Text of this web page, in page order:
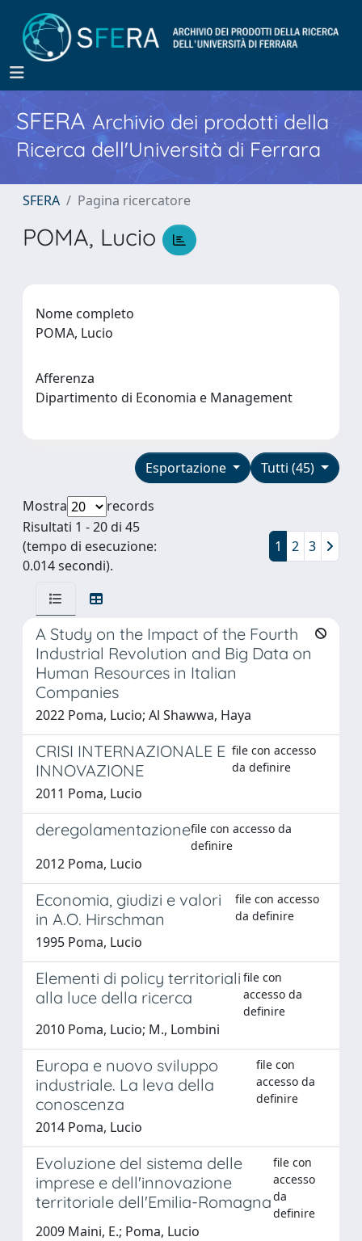
SFERA Archivio dei prodotti della
Ricerca dell'Università di Ferrara
SFERA Pagina ricercatore
POMA, Lucio
Nome completo
POMA, Lucio
Afferenza
Dipartimento di Economia e Management
Tutti (45)
Esportazione
Mostra
records
Risultati 1 - 20 di 45
(tempo di esecuzione:
0.014 secondi).
1 2 3
A Study on the Impact of the Fourth
Industrial Revolution and Big Data on
Human Resources in Italian
Companies
2022 Poma, Lucio; Al Shawwa, Haya
CRISI INTERNAZIONALE E
INNOVAZIONE
file con accesso
da definire
2011 Poma, Lucio
deregolamentazionefile con accesso da
definire
2012 Poma, Lucio
Economia, giudizi e valori
in A.O. Hirschman
file con accesso
da definire
1995 Poma, Lucio
Elementi di policy territoriali
alla luce della ricerca
file con
accesso da
definire
2010 Poma, Lucio; M., Lombini
Europa e nuovo sviluppo
industriale. La leva della
conoscenza
file con
accesso da
definire
2014 Poma, Lucio
Evoluzione del sistema delle
imprese e dell'innovazione
territoriale dell'Emilia-Romagna
file con
accesso
da
definire
2009 Maini, E.; Poma, Lucio